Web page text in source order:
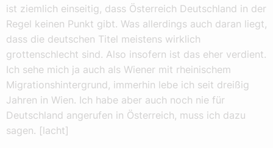
ist ziemlich einseitig, dass Österreich Deutschland in der
Regel keinen Punkt gibt. Was allerdings auch daran liegt,
dass die deutschen Titel meistens wirklich
grottenschlecht sind. Also insofern ist das eher verdient.
Ich sehe mich ja auch als Wiener mit rheinischem
Migrationshintergrund, immerhin lebe ich seit dreißig
Jahren in Wien. Ich habe aber auch noch nie für
Deutschland angerufen in Österreich, muss ich dazu
sagen. [lacht]